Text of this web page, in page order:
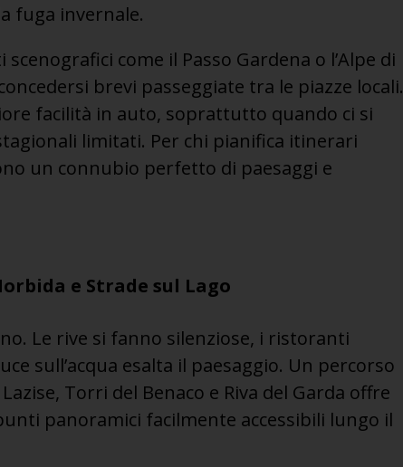
fuga invernale.
come il Passo Gardena o l’Alpe di
brevi passeggiate tra le piazze locali.
facilità in auto, soprattutto quando ci si
limitati. Per chi pianifica itinerari
un connubio perfetto di paesaggi e
e Strade sul Lago
Le rive si fanno silenziose, i ristoranti
sull’acqua esalta il paesaggio. Un percorso
Torri del Benaco e Riva del Garda offre
panoramici facilmente accessibili lungo il